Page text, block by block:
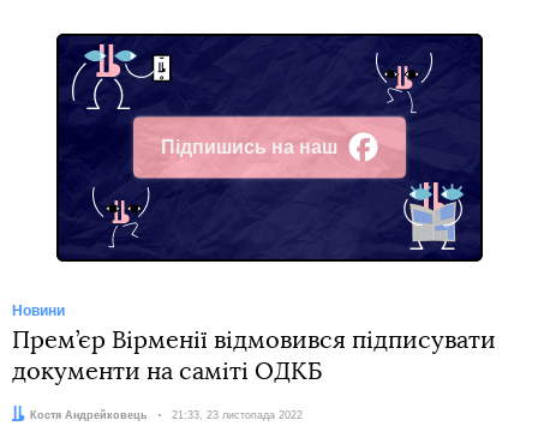
Підпишись на наш
Facebook
Новини
Прем’єр Вірменії відмовився підписувати
документи на саміті ОДКБ
Автор:Костя Андрейковець Дата:
21:33, 23 листопада 2022